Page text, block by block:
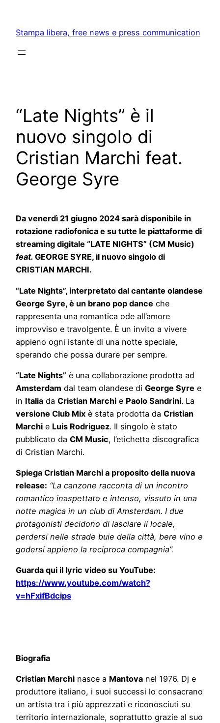
content
Stampa libera, free news e press communication
“Late Nights” è il
nuovo singolo di
Cristian Marchi feat.
George Syre
Da venerdì 21 giugno 2024 sarà disponibile in
rotazione radiofonica e su tutte le piattaforme di
streaming digitale “LATE NIGHTS” (CM Music)
feat. GEORGE SYRE, il nuovo singolo di
CRISTIAN MARCHI.
“Late Nights”, interpretato dal cantante olandese
George Syre, è un brano pop dance che
rappresenta una romantica ode all’amore
improvviso e travolgente. È un invito a vivere
appieno ogni istante di una notte speciale,
sperando che possa durare per sempre.
“Late Nights” è una collaborazione prodotta ad
Amsterdam dal team olandese di George Syre e
in Italia da Cristian Marchi e Paolo Sandrini. La
versione Club Mix è stata prodotta da Cristian
Marchi e Luis Rodriguez. Il singolo è stato
pubblicato da CM Music, l’etichetta discografica
di Cristian Marchi.
Spiega Cristian Marchi a proposito della nuova
release: “La canzone racconta di un incontro
romantico inaspettato e intenso, vissuto in una
notte magica in un club di Amsterdam. I due
protagonisti decidono di lasciare il locale,
perdersi nelle strade buie della città, bere vino e
godersi appieno la reciproca compagnia”.
Guarda qui il lyric video su YouTube:
https://www.youtube.com/watch?
v=hFxifBdcips
Biografia
Cristian Marchi nasce a Mantova nel 1976. Dj e
produttore italiano, i suoi successi lo consacrano
un artista tra i più apprezzati e riconosciuti su
territorio internazionale, soprattutto grazie al suo